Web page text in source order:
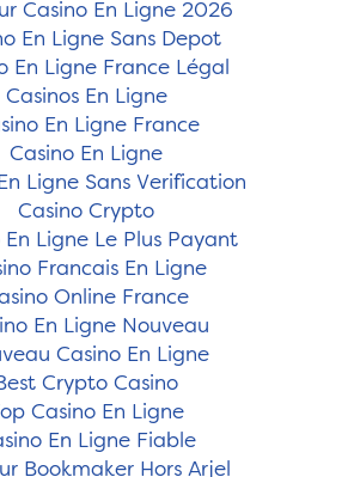
Casino En Ligne 2026
En Ligne Sans Depot
En Ligne France Légal
Casinos En Ligne
En Ligne France
Casino En Ligne
Ligne Sans Verification
Casino Crypto
En Ligne Le Plus Payant
Francais En Ligne
Online France
En Ligne Nouveau
Casino En Ligne
Crypto Casino
Casino En Ligne
En Ligne Fiable
Bookmaker Hors Arjel